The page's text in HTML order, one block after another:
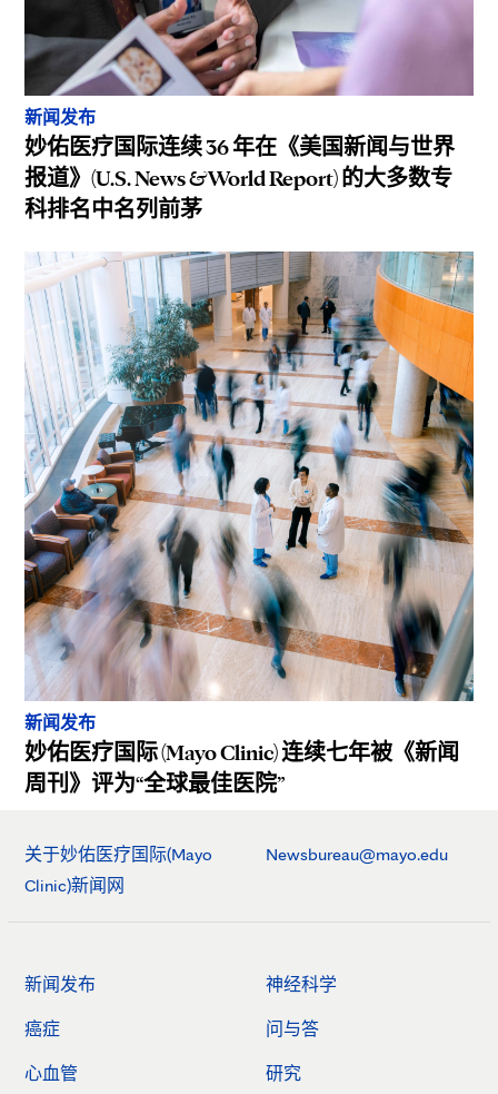
新闻发布
妙佑医疗国际连续 36 年在《美国新闻与世界
报道》(U.S. News & World Report) 的大多数专
科排名中名列前茅
新闻发布
妙佑医疗国际 (Mayo Clinic) 连续七年被《新闻
周刊》评为“全球最佳医院”
关于妙佑医疗国际(Mayo
Clinic)新闻网
Newsbureau@mayo.edu
新闻发布
癌症
心血管
神经科学
问与答
研究